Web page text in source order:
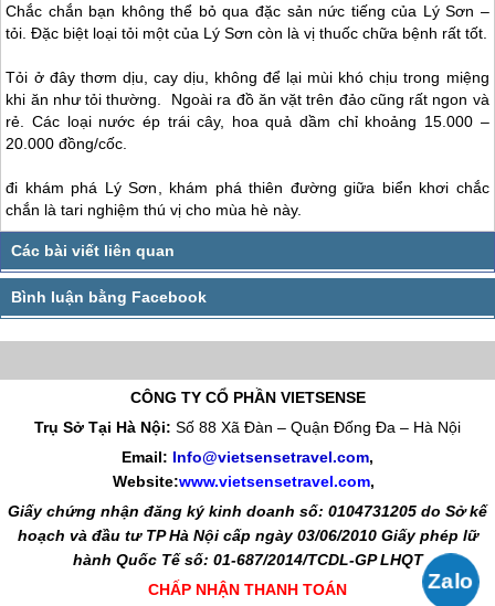
Chắc chắn bạn không thể bỏ qua đặc sản nức tiếng của Lý Sơn –
tỏi. Đặc biệt loại tỏi một của Lý Sơn còn là vị thuốc chữa bệnh rất tốt.
Tỏi ở đây thơm dịu, cay dịu, không để lại mùi khó chịu trong miệng
khi ăn như tỏi thường. Ngoài ra đồ ăn vặt trên đảo cũng rất ngon và
rẻ. Các loại nước ép trái cây, hoa quả dầm chỉ khoảng 15.000 –
20.000 đồng/cốc.
đi khám phá Lý Sơn , khám phá thiên đường giữa biển khơi chắc
chắn là tari nghiệm thú vị cho mùa hè này.
CÔNG TY CỔ PHẦN VIETSENSE
Trụ Sở Tại Hà Nội: Số 88 Xã Đàn – Quận Đống Đa – Hà Nội
Email: Info@vietsensetravel.com,
Website:www.vietsensetravel.com,
Giấy chứng nhận đăng ký kinh doanh số: 0104731205 do Sở kế
hoạch và đầu tư TP Hà Nội cấp ngày 03/06/2010 Giấy phép lữ
hành Quốc Tế số: 01-687/2014/TCDL-GP LHQT
CHẤP NHẬN THANH TOÁN